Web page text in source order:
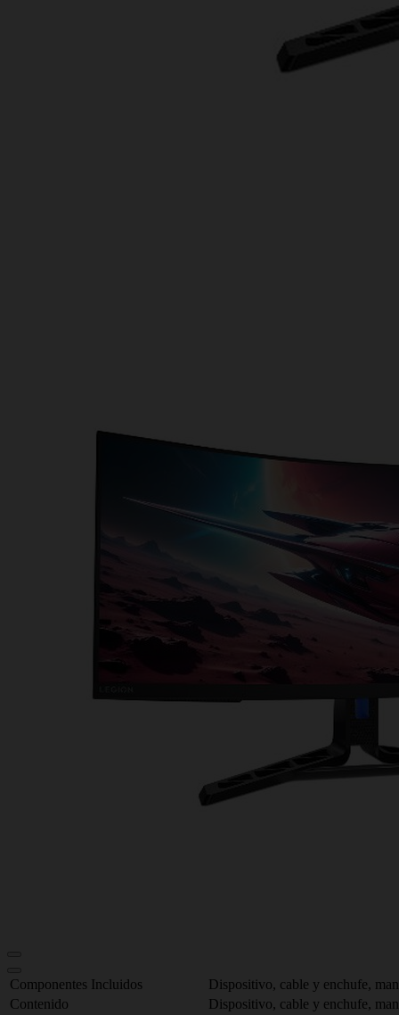
Componentes Incluidos
Dispositivo, cable y enchufe,
Contenido
Dispositivo, cable y enchufe,